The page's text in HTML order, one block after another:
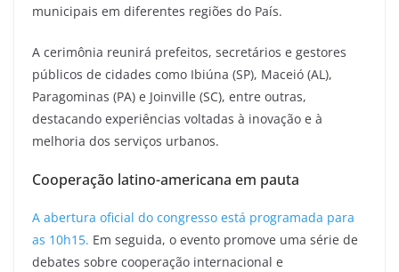
municipais em diferentes regiões do País.
A cerimônia reunirá prefeitos, secretários e gestores
públicos de cidades como Ibiúna (SP), Maceió (AL),
Paragominas (PA) e Joinville (SC), entre outras,
destacando experiências voltadas à inovação e à
melhoria dos serviços urbanos.
Cooperação latino-americana em pauta
A abertura oficial do congresso está programada para
as 10h15. Em seguida, o evento promove uma série de
debates sobre cooperação internacional e